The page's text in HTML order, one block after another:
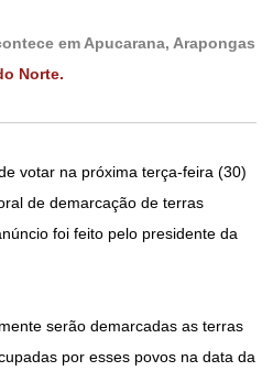
em Apucarana, Arapongas
Norte.
votar na próxima terça-feira (30)
de demarcação de terras
foi feito pelo presidente da
serão demarcadas as terras
por esses povos na data da